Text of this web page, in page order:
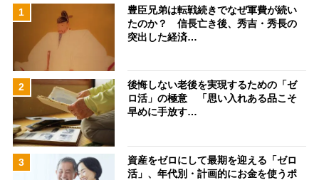
1
豊臣兄弟は転戦続きでなぜ軍費が続い
たのか？ 信長亡き後、秀吉・秀長の
突出した経済…
2
後悔しない老後を実現するための「ゼ
ロ活」の極意 「思い入れある品こそ
早めに手放す…
3
資産をゼロにして最期を迎える「ゼロ
活」、年代別・計画的にお金を使うポ